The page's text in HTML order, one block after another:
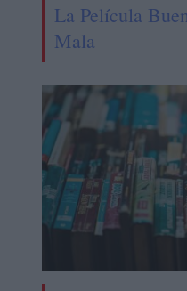
La Película
Mala